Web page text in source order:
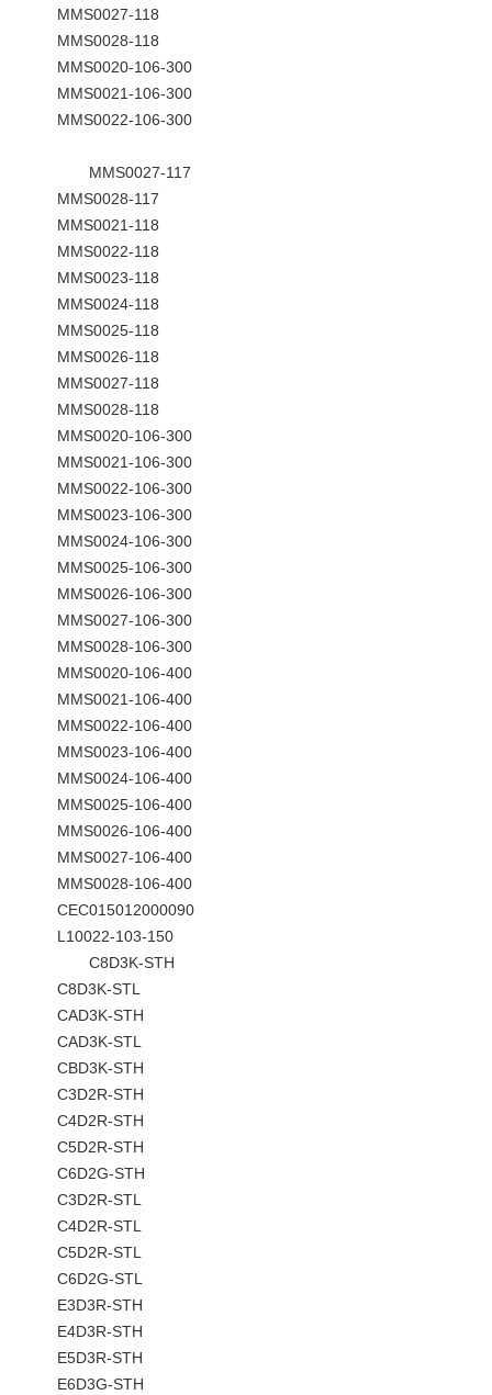
MMS0027-118
MMS0028-118
MMS0020-106-300
MMS0021-106-300
MMS0022-106-300
MMS0027-117
MMS0028-117
MMS0021-118
MMS0022-118
MMS0023-118
MMS0024-118
MMS0025-118
MMS0026-118
MMS0027-118
MMS0028-118
MMS0020-106-300
MMS0021-106-300
MMS0022-106-300
MMS0023-106-300
MMS0024-106-300
MMS0025-106-300
MMS0026-106-300
MMS0027-106-300
MMS0028-106-300
MMS0020-106-400
MMS0021-106-400
MMS0022-106-400
MMS0023-106-400
MMS0024-106-400
MMS0025-106-400
MMS0026-106-400
MMS0027-106-400
MMS0028-106-400
CEC015012000090
L10022-103-150
C8D3K-STH
C8D3K-STL
CAD3K-STH
CAD3K-STL
CBD3K-STH
C3D2R-STH
C4D2R-STH
C5D2R-STH
C6D2G-STH
C3D2R-STL
C4D2R-STL
C5D2R-STL
C6D2G-STL
E3D3R-STH
E4D3R-STH
E5D3R-STH
E6D3G-STH